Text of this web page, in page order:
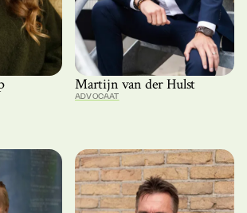
Martijn van der Hulst
ADVOCAAT